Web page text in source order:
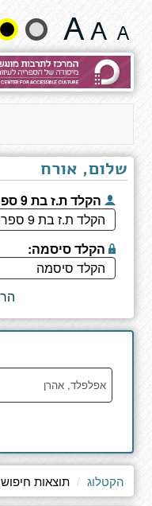
חיפוש
שנה
גודל
טקסט
שלום, אורח
הקלד ת.ז בת 9 ספרות:
הקלד סיסמה:
הקלד
מילים
לחיפוש
הקטלוג תוצאות חיפוש